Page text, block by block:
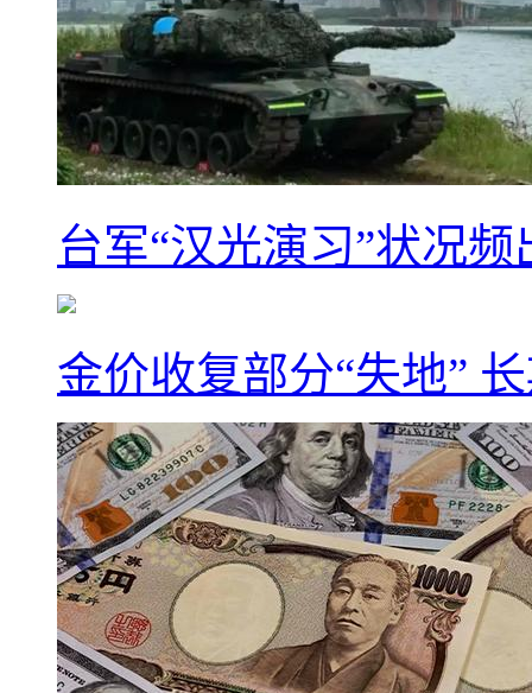
台军“汉光演习”状况
金价收复部分“失地”